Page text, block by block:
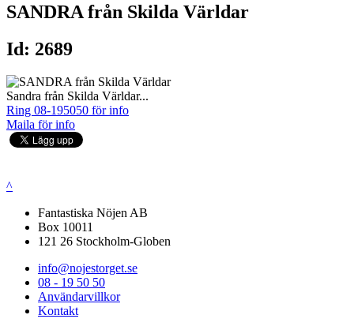
SANDRA från Skilda Världar
Id: 2689
Sandra från Skilda Världar...
Ring 08-195050 för info
Maila för info
^
Fantastiska Nöjen AB
Box 10011
121 26 Stockholm-Globen
info@nojestorget.se
08 - 19 50 50
Användarvillkor
Kontakt